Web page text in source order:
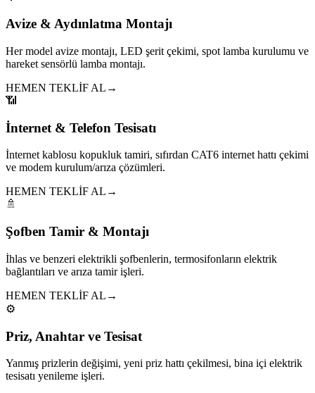
Avize & Aydınlatma Montajı
Her model avize montajı, LED şerit çekimi, spot lamba kurulumu ve
hareket sensörlü lamba montajı.
HEMEN TEKLİF AL →
📶
İnternet & Telefon Tesisatı
İnternet kablosu kopukluk tamiri, sıfırdan CAT6 internet hattı çekimi
ve modem kurulum/arıza çözümleri.
HEMEN TEKLİF AL →
🚿
Şofben Tamir & Montajı
İhlas ve benzeri elektrikli şofbenlerin, termosifonların elektrik
bağlantıları ve arıza tamir işleri.
HEMEN TEKLİF AL →
⚙️
Priz, Anahtar ve Tesisat
Yanmış prizlerin değişimi, yeni priz hattı çekilmesi, bina içi elektrik
tesisatı yenileme işleri.